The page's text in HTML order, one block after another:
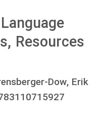
Resources
Dow, Erik